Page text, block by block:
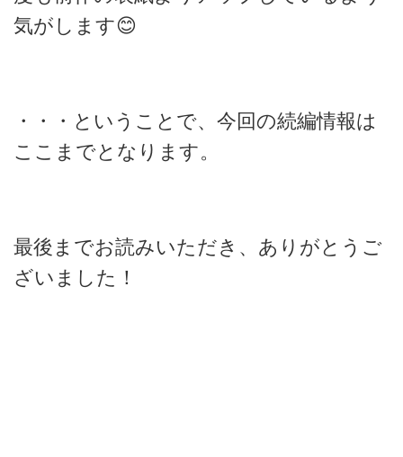
気がします😊
・・・ということで、今回の続編情報は
ここまでとなります。
最後までお読みいただき、ありがとうご
ざいました！